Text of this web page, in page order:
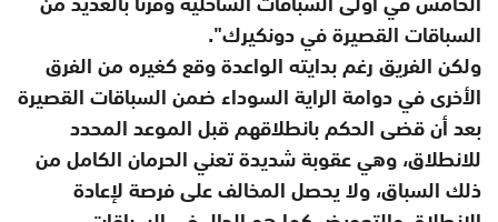
السباقات القصيرة في دونكيرك".
ولكن الفريق رغم بدايته الواعدة وقع كغيره من الفرق
الأخرى في دوامة الراية السوداء ضمن السباقات القصيرة
بعد أن قضى الحكم بانطلاقهم قبل الموعد المحدد
للانطلاق، وهي عقوبة شديدة تعني الحرمان الكامل من
ذلك السباق، ولا يحصل المخالف على فرصة لإعادة